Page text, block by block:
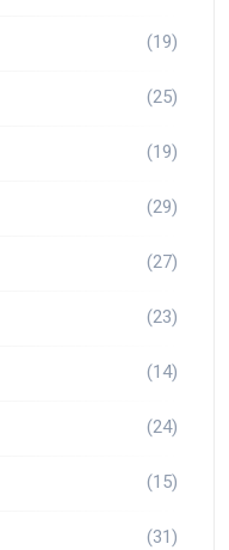
(19)
(25)
(19)
(29)
(27)
(23)
(14)
(24)
(15)
(31)